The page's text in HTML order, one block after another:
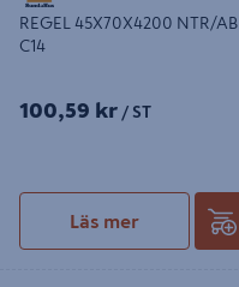
REGEL 45X70X4200 NTR/AB
C14
100,59 kr / ST
Läs mer